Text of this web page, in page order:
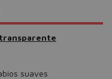
suaves